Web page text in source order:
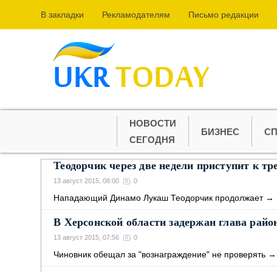
В закладки Рекламодателям Письмо редакции
НОВОСТИ
СЕГОДНЯ
БИЗНЕС
Теодорчик через две недели приступит к
13 август 2015, 08:00 0
Нападающий Динамо Лукаш Теодорчик продолжает→
В Херсонской области задержан глава
13 август 2015, 07:56 0
Чиновник обещал за "вознаграждение" не проверять →